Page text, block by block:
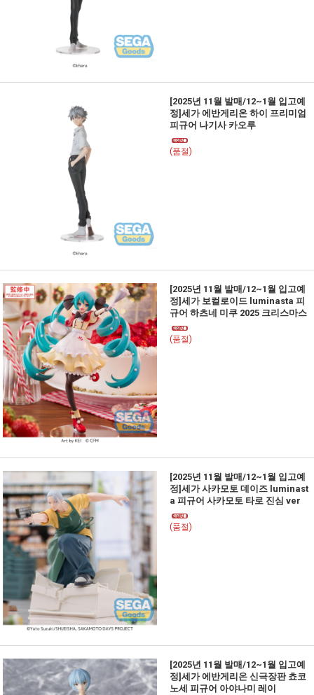
[2025년 11월 발매/12~1월 입고예
정]세가 에반게리온 하이 프리미엄
피규어 나기사 카오루
(품절)
[2025년 11월 발매/12~1월 입고예
정]세가 보컬로이드 luminasta 피
규어 하츠네 미쿠 2025 크리스마스
(품절)
[2025년 11월 발매/12~1월 입고예
정]세가 사카모토 데이즈 luminast
a 피규어 사카모토 타로 진심 ver
(품절)
[2025년 11월 발매/12~1월 입고예
정]세가 에반게리온 신극장판 쵸코
노세 피규어 아야나미 레이